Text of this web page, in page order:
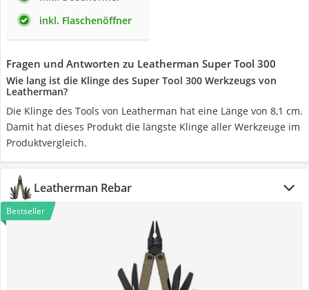
inkl. Flaschenöffner
Fragen und Antworten zu Leatherman Super Tool 300
Wie lang ist die Klinge des Super Tool 300 Werkzeugs von
Leatherman?
Die Klinge des Tools von Leatherman hat eine Länge von 8,1 cm.
Damit hat dieses Produkt die längste Klinge aller Werkzeuge im
Produktvergleich.
Leatherman Rebar
Bestseller